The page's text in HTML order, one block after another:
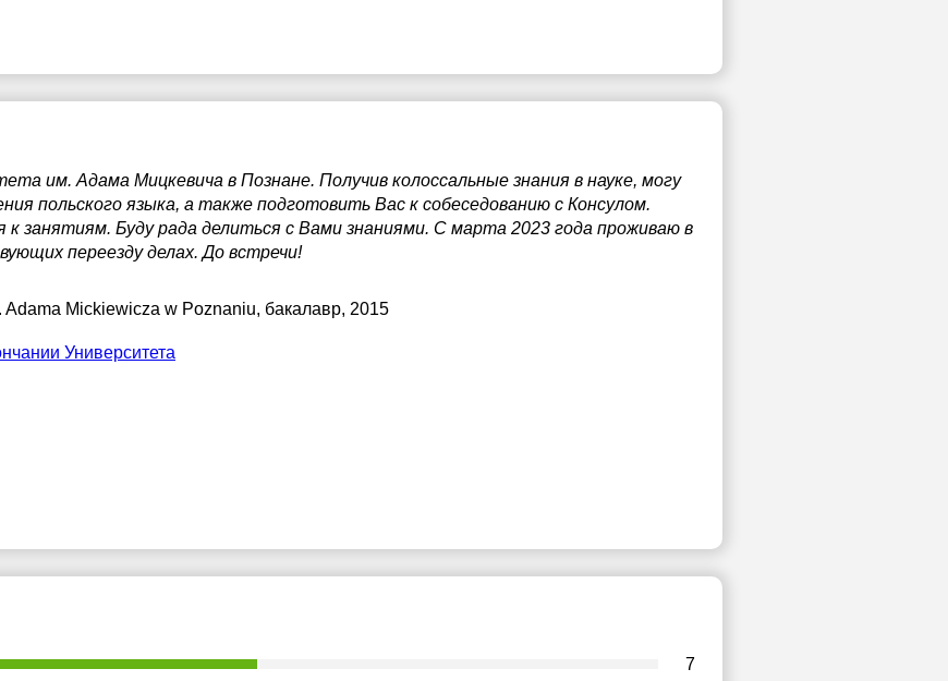
им. Адама Мицкевича в Познане. Получив колоссальные знания в науке, могу
польского языка, а также подготовить Вас к собеседованию с Консулом.
занятиям. Буду рада делиться с Вами знаниями. С марта 2023 года проживаю в
переезду делах. До встречи!
Adama Mickiewicza w Poznaniu, бакалавр, 2015
Университета
7